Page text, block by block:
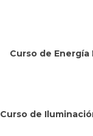
Curso de
Curso de